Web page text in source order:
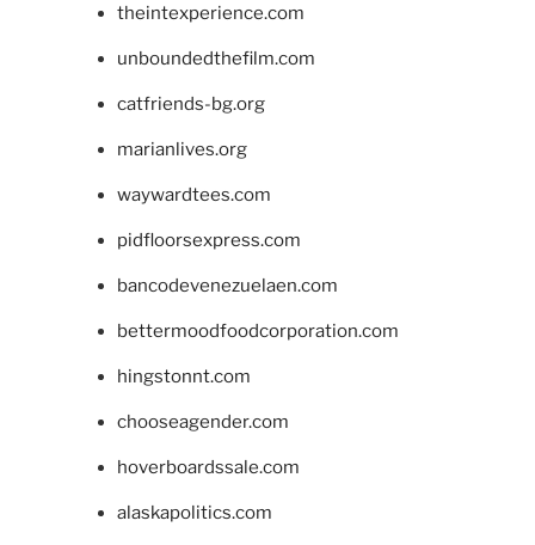
theintexperience.com
unboundedthefilm.com
catfriends-bg.org
marianlives.org
waywardtees.com
pidfloorsexpress.com
bancodevenezuelaen.com
bettermoodfoodcorporation.com
hingstonnt.com
chooseagender.com
hoverboardssale.com
alaskapolitics.com